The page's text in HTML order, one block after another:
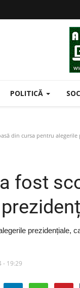
POLITICĂ
din cursa pentru
fost
prezidențiale,
- 19:29